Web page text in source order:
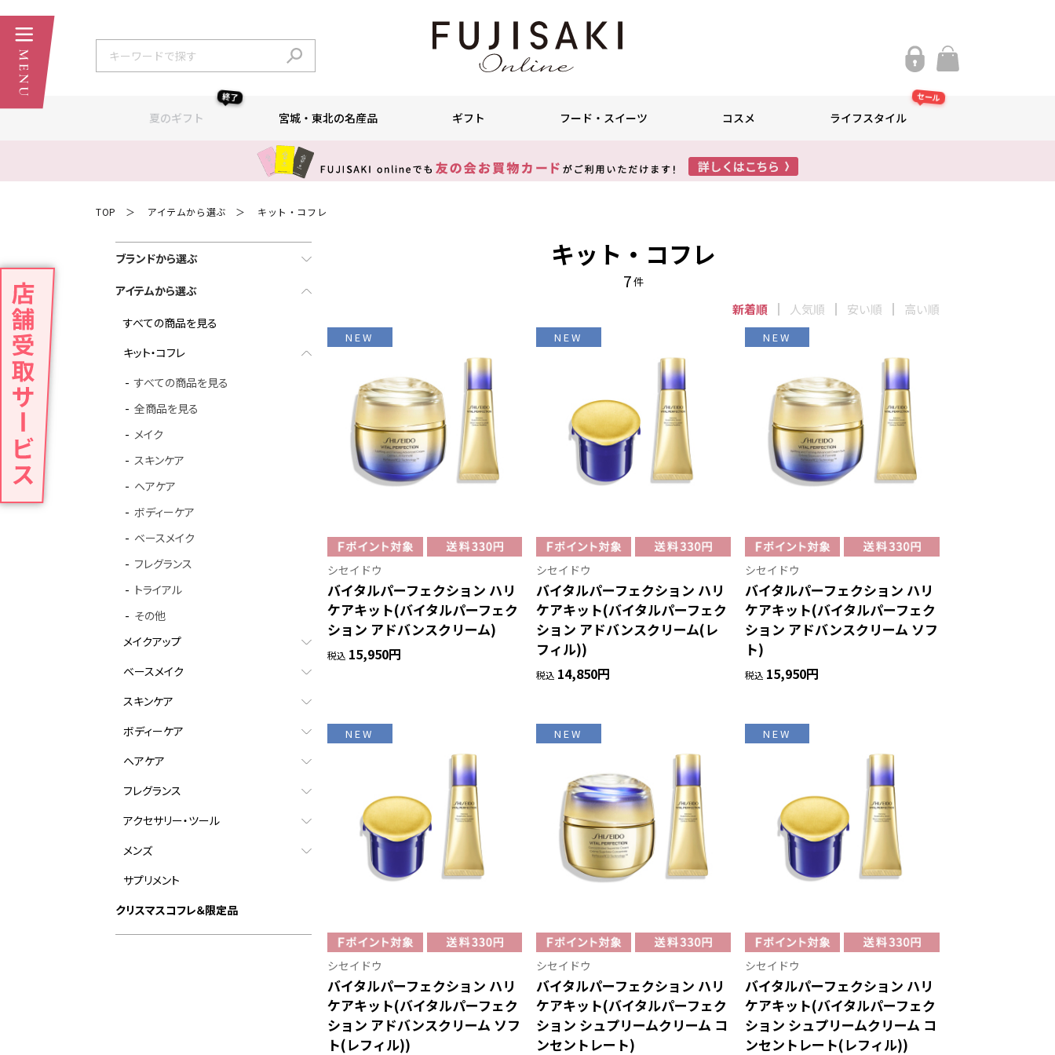
夏のギフト
終了
宮城・東北の名産品 ギフト フード・スイーツ コスメ ライフスタイル
セール
TOP ＞ アイテムから選ぶ ＞ キット・コフレ
キット・コフレ
7件
新着順 人気順 安い順 高い順
NEW
シセイドウ
バイタルパーフェクション ハリ
ケアキット(バイタルパーフェク
ション アドバンスクリーム)
税込 15,950円
NEW
シセイドウ
バイタルパーフェクション ハリ
ケアキット(バイタルパーフェク
ション アドバンスクリーム(レ
フィル))
税込 14,850円
NEW
シセイドウ
バイタルパーフェクション ハリ
ケアキット(バイタルパーフェク
ション アドバンスクリーム ソフ
ト)
税込 15,950円
NEW
シセイドウ
バイタルパーフェクション ハリ
ケアキット(バイタルパーフェク
ション アドバンスクリーム ソフ
ト(レフィル))
NEW
シセイドウ
バイタルパーフェクション ハリ
ケアキット(バイタルパーフェク
ション シュプリームクリーム コ
ンセントレート)
NEW
シセイドウ
バイタルパーフェクション ハリ
ケアキット(バイタルパーフェク
ション シュプリームクリーム コ
ンセントレート(レフィル))
ブランドから選ぶ
アイテムから選ぶ
すべての商品を見る
キット・コフレ
すべての商品を見る
全商品を見る
メイク
スキンケア
ヘアケア
ボディーケア
ベースメイク
フレグランス
トライアル
その他
メイクアップ
ベースメイク
スキンケア
ボディーケア
ヘアケア
フレグランス
アクセサリー・ツール
メンズ
サプリメント
クリスマスコフレ＆限定品